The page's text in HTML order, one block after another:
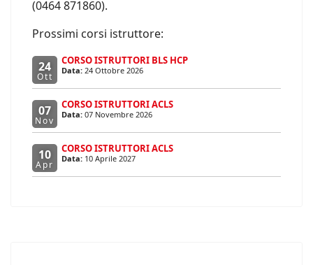
(0464 871860).
Prossimi corsi istruttore:
24
Ott
CORSO ISTRUTTORI BLS HCP
Data: 24 Ottobre 2026
07
Nov
CORSO ISTRUTTORI ACLS
Data: 07 Novembre 2026
10
Apr
CORSO ISTRUTTORI ACLS
Data: 10 Aprile 2027